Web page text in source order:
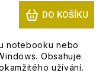
DO KOŠÍKU
notebooku nebo
Obsahuje
užívání.